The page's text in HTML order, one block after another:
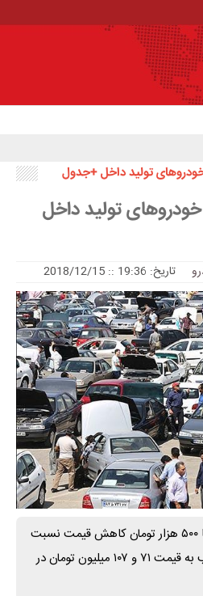
تولید داخل +جدول
تولید داخل
تاریخ: 19:36 :: 2018/12/15
پژو پارس و دنا پلاس امروز با ۵۰۰ هزار تومان کاهش قیمت نسبت
به اواخر هفته گذشته به ترتیب به قیمت ۷۱ و ۱۰۷ میلیون تومان در